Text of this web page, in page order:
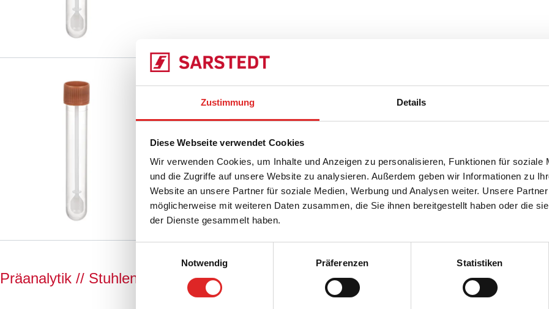
Zustimmung Details
Diese Webseite verwendet Cookies
Wir verwenden Cookies, um Inhalte und Anzeigen zu personalisieren, Funktionen für soziale
und die Zugriffe auf unsere Website zu analysieren. Außerdem geben wir Informationen zu
Website an unsere Partner für soziale Medien, Werbung und Analysen weiter. Unsere
möglicherweise mit weiteren Daten zusammen, die Sie ihnen bereitgestellt haben oder die
der Dienste gesammelt haben.
Notwendig
Präferenzen Statistiken
Stuhlröhre, mit Löffel, Schraubverschluss, (LxØ):
101 x 16,5 mm, transparent
Schraubverschluss, Verschluss: braun, (LxØ) ohne Verschluss:
101 x 16,5 mm, Außendurchmesser Verschluss: 19,3 mm, 500
Stück/Beutel
Vergleichen
Präanalytik // Stuhlentnahme